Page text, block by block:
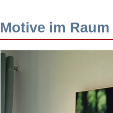
Motive im Raum